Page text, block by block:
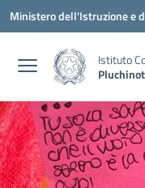
Vai ai contenuti
Vai al menu di navigazione
Vai al footer
Ministero dell'Istruzione e
Istituto